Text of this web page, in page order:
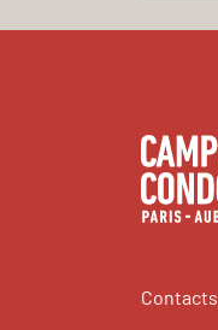
Contacts